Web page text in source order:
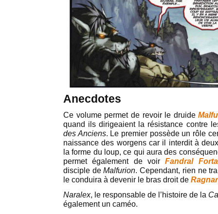
Anecdotes
Ce volume permet de revoir le druide
quand ils dirigeaient la résistance contre
des Anciens. Le premier possède un rôle
naissance des worgens car il interdit à
la forme du loup, ce qui aura des
permet également de voirFandral
disciple deMalfurion. Cependant, rien ne
le conduira à devenir le bras droit de
Naralex, le responsable de l’histoire de la
également un caméo.